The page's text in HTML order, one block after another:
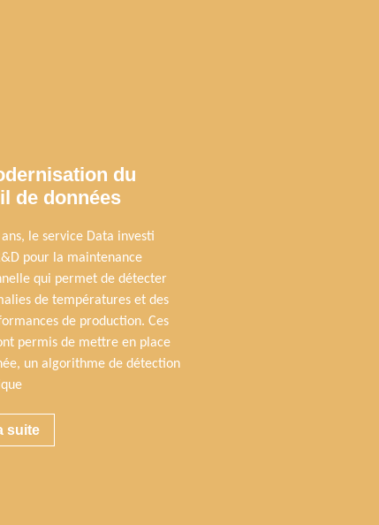
du
de données
le service Data investi
pour la maintenance
qui permet de détecter
de températures et des
de production. Ces
permis de mettre en place
un algorithme de détection
suite